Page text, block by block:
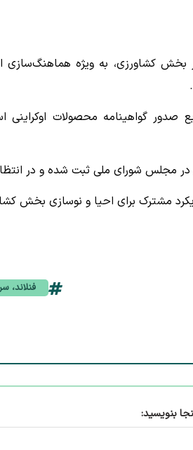
کشاورزی، به ویژه هماهنگ‌سازی
صدور گواهینامه محصولات
مشترک برای احیا و نوسازی بخش
فنلاند،
بنویسید: